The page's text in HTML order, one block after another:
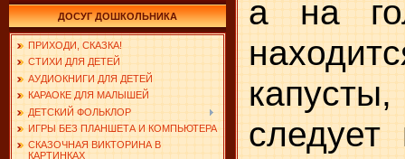
ДОСУГ ДОШКОЛЬНИКА
ПРИХОДИ, СКАЗКА!
СТИХИ ДЛЯ ДЕТЕЙ
АУДИОКНИГИ ДЛЯ ДЕТЕЙ
КАРАОКЕ ДЛЯ МАЛЫШЕЙ
ДЕТСКИЙ ФОЛЬКЛОР
ИГРЫ БЕЗ ПЛАНШЕТА И КОМПЬЮТЕРА
СКАЗОЧНАЯ ВИКТОРИНА В
КАРТИНКАХ
а на
следует